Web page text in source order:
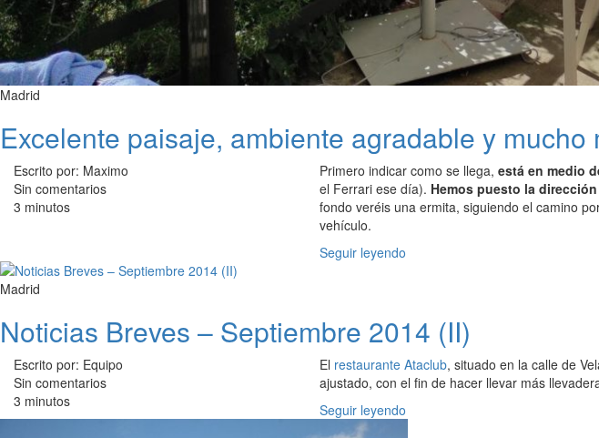
Madrid
Excelente paisaje, ambiente agradable y
Escrito por: Maximo
Sin comentarios
3 minutos
Primero indicar como se llega, está en medio
el Ferrari ese día). Hemos puesto la
fondo veréis una ermita, siguiendo el camino
vehículo.
Seguir leyendo
Madrid
Noticias Breves – Septiembre 2014 (II)
Escrito por: Equipo
Sin comentarios
3 minutos
El restaurante Ataclub, situado en la calle de
ajustado, con el fin de hacer llevar más
Seguir leyendo